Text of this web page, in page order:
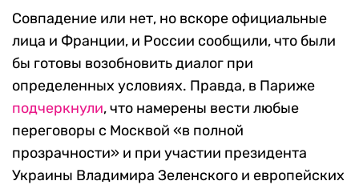
Совпадение или нет, но вскоре официальные
лица и Франции, и России сообщили, что были
бы готовы возобновить диалог при
определенных условиях. Правда, в Париже
подчеркнули, что намерены вести любые
переговоры с Москвой «в полной
прозрачности» и при участии президента
Украины Владимира Зеленского и европейских